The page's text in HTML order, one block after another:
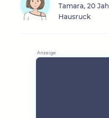
Tamara, 20
Hausruck